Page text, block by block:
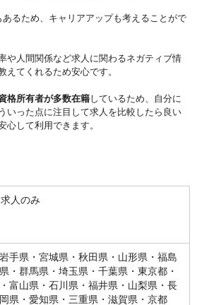
るため、キャリアアップも考えることがで
や人間関係など求人に関わるネガティブ情
えてくれるため安心です。
格所有者が多数在籍しているため、自分に
いった点に注目して求人を比較したら良い
心して利用できます。
人のみ
手県・宮城県・秋田県・山形県・福島
・群馬県・埼玉県・千葉県・東京都・
富山県・石川県・福井県・山梨県・長
県・愛知県・三重県・滋賀県・京都